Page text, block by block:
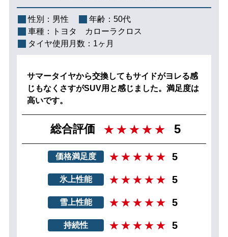
性別： 男性 年齢： 50代
車種：
トヨタ カローラクロス
タイヤ使用月数： 1ヶ月
サマータイヤから交換してもサイドがヨレる感
じもなくさすがSUV用と感じました。満足度は
高いです。
総合評価 5
価格満足度 5
氷上性能 5
雪上性能 5
持続性 5